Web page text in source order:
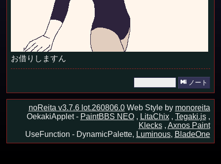
お借りしますん
ノート
noReita v3.7.6 lot.260806.0Web Style by monoreita
OekakiApplet - PaintBBS NEO, LitaChix, Tegaki.js,
Klecks, Axnos Paint
UseFunction - DynamicPalette, Luminous, BladeOne